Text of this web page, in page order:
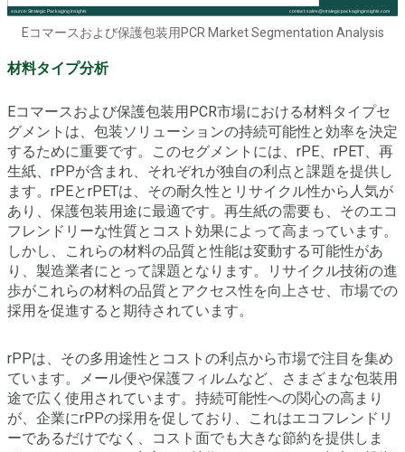
Eコマースおよび保護包装用PCR Market Segmentation Analysis
材料タイプ分析
Eコマースおよび保護包装用PCR市場における材料タイプセ
グメントは、包装ソリューションの持続可能性と効率を決定
するために重要です。このセグメントには、rPE、rPET、再
生紙、rPPが含まれ、それぞれが独自の利点と課題を提供し
ます。rPEとrPETは、その耐久性とリサイクル性から人気が
あり、保護包装用途に最適です。再生紙の需要も、そのエコ
フレンドリーな性質とコスト効果によって高まっています。
しかし、これらの材料の品質と性能は変動する可能性があ
り、製造業者にとって課題となります。リサイクル技術の進
歩がこれらの材料の品質とアクセス性を向上させ、市場での
採用を促進すると期待されています。
rPPは、その多用途性とコストの利点から市場で注目を集め
ています。メール便や保護フィルムなど、さまざまな包装用
途で広く使用されています。持続可能性への関心の高まり
が、企業にrPPの採用を促しており、これはエコフレンドリ
ーであるだけでなく、コスト面でも大きな節約を提供しま